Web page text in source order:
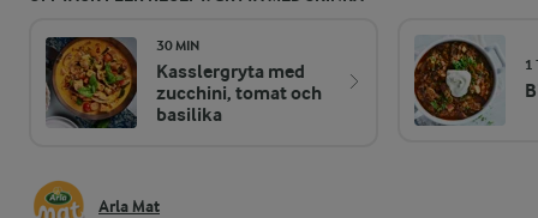
30 MIN
Kasslergryta med
zucchini, tomat och
basilika
1
Arla Mat